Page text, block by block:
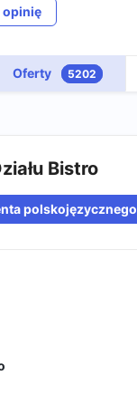
opinię
Oferty 5202
Bistro
polskojęzycznego